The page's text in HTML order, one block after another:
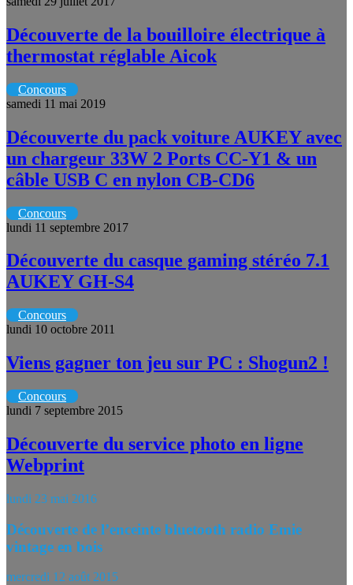
Découverte de la bouilloire électrique à
thermostat réglable Aicok
Concours
samedi 11 mai 2019
Découverte du pack voiture AUKEY avec
un chargeur 33W 2 Ports CC-Y1 & un
câble USB C en nylon CB-CD6
Concours
lundi 11 septembre 2017
Découverte du casque gaming stéréo 7.1
AUKEY GH-S4
Concours
lundi 10 octobre 2011
Viens gagner ton jeu sur PC : Shogun2 !
Concours
lundi 7 septembre 2015
Découverte du service photo en ligne
Webprint
lundi 23 mai 2016
Découverte de l’enceinte bluetooth radio Emie
vintage en bois
mercredi 12 août 2015